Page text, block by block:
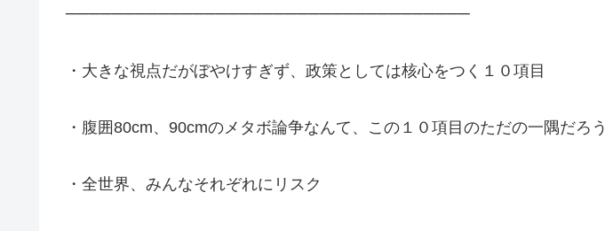
───────────────────────────────────
・大きな視点だがぼやけすぎず、政策としては核心をつく１０項目
・腹囲80cm、90cmのメタボ論争なんて、この１０項目のただの一隅だろう
・全世界、みんなそれぞれにリスク